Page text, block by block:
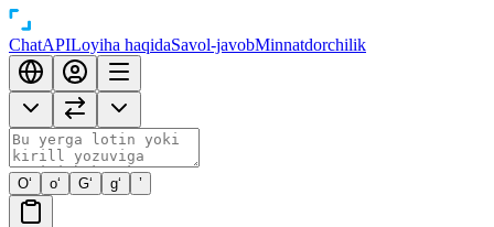
ChatAPILoyiha haqidaSavol-javobMinnatdorchilik
O‘ o‘ G‘ g‘ ’